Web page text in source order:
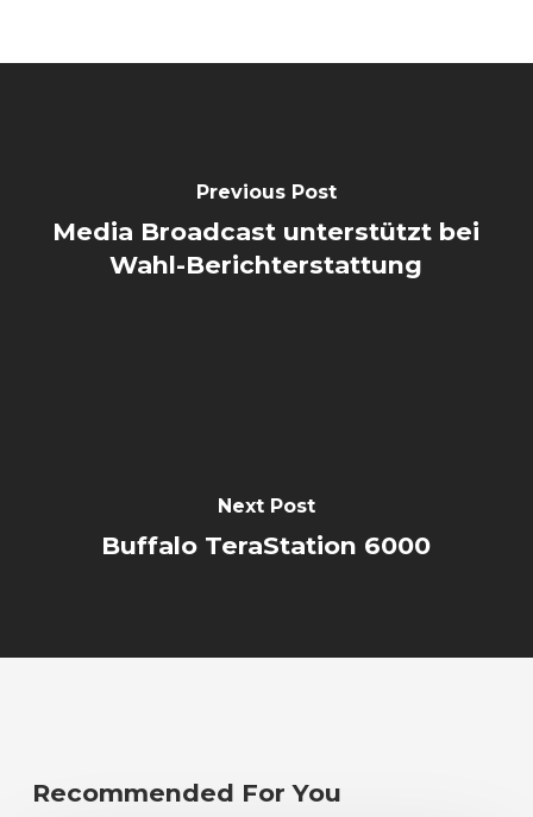
Previous Post
Media Broadcast unterstützt bei
Wahl-Berichterstattung
Next Post
Buffalo TeraStation 6000
Recommended For You